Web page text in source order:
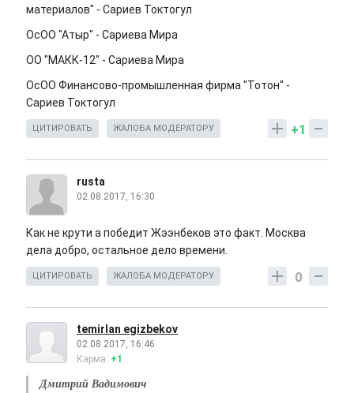
материалов" - Сариев Токтогул
ОсОО "Атыр" - Сариева Мира
ОО "МАКК-12" - Сариева Мира
ОсОО Финансово-промышленная фирма "Тотон" -
Сариев Токтогул
+1
ЦИТИРОВАТЬ ЖАЛОБА МОДЕРАТОРУ
rusta
02.08.2017, 16:30
Как не крути а победит Жээнбеков это факт. Москва
дела добро, остальное дело времени.
0
ЦИТИРОВАТЬ ЖАЛОБА МОДЕРАТОРУ
temirlan egizbekov
02.08.2017, 16:46
Карма: +1
Дмитрий Вадимович